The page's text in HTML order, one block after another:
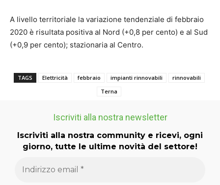
A livello territoriale la variazione tendenziale di febbraio
2020 è risultata positiva al Nord (+0,8 per cento) e al Sud
(+0,9 per cento); stazionaria al Centro.
TAGS Elettricità febbraio impianti rinnovabili
rinnovabili
Terna
Iscriviti alla nostra newsletter
Iscriviti alla nostra community e ricevi, ogni
giorno, tutte le ultime novità del settore!